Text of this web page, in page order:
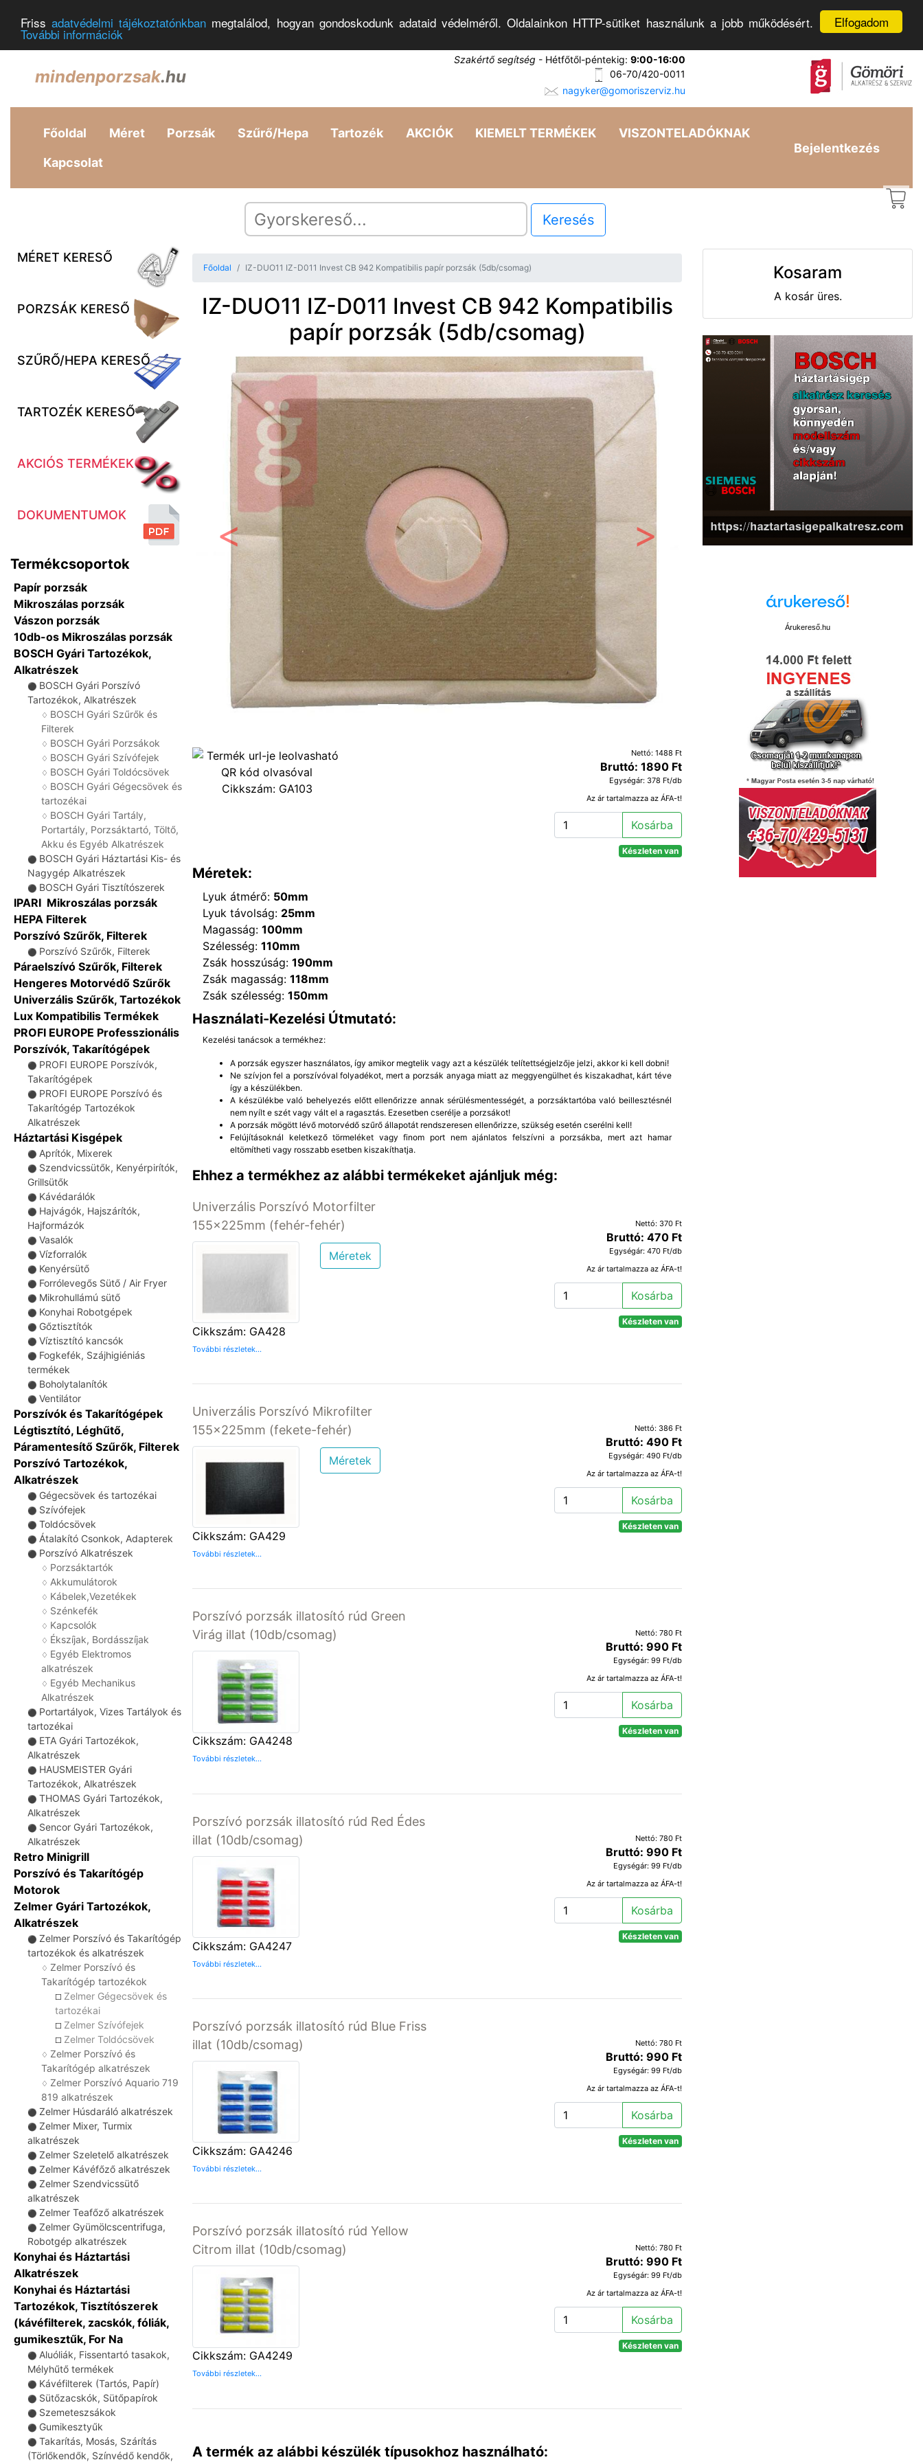
Elfogadom
Frissadatvédelmi tájékoztatónkban megtalálod, hogyan gondoskodunk adataid védelméről. Oldalainkon HTTP-sütiket használunk a jobb működésért.
További információk
mindenporzsak.hu
Szakértő segítség - Hétfőtől-péntekig: 9:00-16:00
06-70/420-0011
nagyker@gomoriszerviz.hu
Főoldal Méret Porzsák Szűrő/Hepa Tartozék AKCIÓK KIEMELT TERMÉKEK VISZONTELADÓKNAK
Kapcsolat
Bejelentkezés
Keresés
MÉRET KERESŐ
PORZSÁK KERESŐ
SZŰRŐ/HEPA KERESŐ
TARTOZÉK KERESŐ
AKCIÓS TERMÉKEK
DOKUMENTUMOK
Termékcsoportok
Papír porzsák
Mikroszálas porzsák
Vászon porzsák
10db-os Mikroszálas porzsák
BOSCH Gyári Tartozékok,
Alkatrészek
⚫ BOSCH Gyári Porszívó
Tartozékok, Alkatrészek
♢ BOSCH Gyári Szűrők és
Filterek
♢ BOSCH Gyári Porzsákok
♢ BOSCH Gyári Szívófejek
♢ BOSCH Gyári Toldócsövek
♢ BOSCH Gyári Gégecsövek és
tartozékai
♢ BOSCH Gyári Tartály,
Portartály, Porzsáktartó, Töltő,
Akku és Egyéb Alkatrészek
⚫ BOSCH Gyári Háztartási Kis- és
Nagygép Alkatrészek
⚫ BOSCH Gyári Tisztítószerek
IPARI Mikroszálas porzsák
HEPA Filterek
Porszívó Szűrők, Filterek
⚫ Porszívó Szűrők, Filterek
Páraelszívó Szűrők, Filterek
Hengeres Motorvédő Szűrők
Univerzális Szűrők, Tartozékok
Lux Kompatibilis Termékek
PROFI EUROPE Professzionális
Porszívók, Takarítógépek
⚫ PROFI EUROPE Porszívók,
Takarítógépek
⚫ PROFI EUROPE Porszívó és
Takarítógép Tartozékok
Alkatrészek
Háztartási Kisgépek
⚫ Aprítók, Mixerek
⚫ Szendvicssütők, Kenyérpirítók,
Grillsütők
⚫ Kávédarálók
⚫ Hajvágók, Hajszárítók,
Hajformázók
⚫ Vasalók
⚫ Vízforralók
⚫ Kenyérsütő
⚫ Forrólevegős Sütő / Air Fryer
⚫ Mikrohullámú sütő
⚫ Konyhai Robotgépek
⚫ Gőztisztítók
⚫ Víztisztító kancsók
⚫ Fogkefék, Szájhigiéniás
termékek
⚫ Boholytalanítók
⚫ Ventilátor
Porszívók és Takarítógépek
Légtisztító, Léghűtő,
Páramentesítő Szűrők, Filterek
Porszívó Tartozékok,
Alkatrészek
⚫ Gégecsövek és tartozékai
⚫ Szívófejek
⚫ Toldócsövek
⚫ Átalakító Csonkok, Adapterek
⚫ Porszívó Alkatrészek
♢ Porzsáktartók
♢ Akkumulátorok
♢ Kábelek,Vezetékek
♢ Szénkefék
♢ Kapcsolók
♢ Ékszíjak, Bordásszíjak
♢ Egyéb Elektromos
alkatrészek
♢ Egyéb Mechanikus
Alkatrészek
⚫ Portartályok, Vizes Tartályok és
tartozékai
⚫ ETA Gyári Tartozékok,
Alkatrészek
⚫ HAUSMEISTER Gyári
Tartozékok, Alkatrészek
⚫ THOMAS Gyári Tartozékok,
Alkatrészek
⚫ Sencor Gyári Tartozékok,
Alkatrészek
Retro Minigrill
Porszívó és Takarítógép
Motorok
Zelmer Gyári Tartozékok,
Alkatrészek
⚫ Zelmer Porszívó és Takarítógép
tartozékok és alkatrészek
♢ Zelmer Porszívó és
Takarítógép tartozékok
☐ Zelmer Gégecsövek és
tartozékai
☐ Zelmer Szívófejek
☐ Zelmer Toldócsövek
♢ Zelmer Porszívó és
Takarítógép alkatrészek
♢ Zelmer Porszívó Aquario 719
819 alkatrészek
⚫ Zelmer Húsdaráló alkatrészek
⚫ Zelmer Mixer, Turmix
alkatrészek
⚫ Zelmer Szeletelő alkatrészek
⚫ Zelmer Kávéfőző alkatrészek
⚫ Zelmer Szendvicssütő
alkatrészek
⚫ Zelmer Teafőző alkatrészek
⚫ Zelmer Gyümölcscentrifuga,
Robotgép alkatrészek
Konyhai és Háztartási
Alkatrészek
Konyhai és Háztartási
Tartozékok, Tisztítószerek
(kávéfilterek, zacskók, fóliák,
gumikesztűk, For Na
⚫ Aluóliák, Fissentartó tasakok,
Mélyhűtő termékek
⚫ Kávéfilterek (Tartós, Papír)
⚫ Sütőzacskók, Sütőpapírok
⚫ Szemeteszsákok
⚫ Gumikesztyűk
⚫ Takarítás, Mosás, Szárítás
(Törlőkendők, Színvédő kendők,
Főoldal IZ-DUO11 IZ-D011 Invest CB 942 Kompatibilis papír porzsák (5db/csomag)
IZ-DUO11 IZ-D011 Invest CB 942 Kompatibilis
papír porzsák (5db/csomag)
Előző
Cikkszám: GA103
Nettó: 1488 Ft
Bruttó: 1890 Ft
Egységár: 378 Ft/db
Az ár tartalmazza az ÁFA-t!
Kosárba
Készleten van
Méretek:
Lyuk átmérő: 50mm
Lyuk távolság: 25mm
Magasság: 100mm
Szélesség: 110mm
Zsák hosszúság: 190mm
Zsák magasság: 118mm
Zsák szélesség: 150mm
Használati-Kezelési Útmutató:
Kezelési tanácsok a termékhez:
A porzsák egyszer használatos, így amikor megtelik vagy azt a készülék telítettségjelzője jelzi, akkor ki kell dobni!
Ne szívjon fel a porszívóval folyadékot, mert a porzsák anyaga miatt az meggyengülhet és kiszakadhat, kárt téve
így a készülékben.
A készülékbe való behelyezés előtt ellenőrizze annak sérülésmentességét, a porzsáktartóba való beillesztésnél
nem nyílt e szét vagy vált el a ragasztás. Ezesetben cserélje a porzsákot!
A porzsák mögött lévő motorvédő szűrő állapotát rendszeresen ellenőrizze, szükség esetén cserélni kell!
Felújításoknál keletkező törmeléket vagy finom port nem ajánlatos felszívni a porzsákba, mert azt hamar
eltömítheti vagy rosszabb esetben kiszakíthatja.
Ehhez a termékhez az alábbi termékeket ajánljuk még:
Univerzális Porszívó Motorfilter
155x225mm (fehér-fehér)
Cikkszám: GA428
További részletek...
Méretek
Nettó: 370 Ft
Bruttó: 470 Ft
Egységár: 470 Ft/db
Az ár tartalmazza az ÁFA-t!
Kosárba
Készleten van
Univerzális Porszívó Mikrofilter
155x225mm (fekete-fehér)
Cikkszám: GA429
További részletek...
Méretek
Nettó: 386 Ft
Bruttó: 490 Ft
Egységár: 490 Ft/db
Az ár tartalmazza az ÁFA-t!
Kosárba
Készleten van
Porszívó porzsák illatosító rúd Green
Virág illat (10db/csomag)
Cikkszám: GA4248
További részletek...
Nettó: 780 Ft
Bruttó: 990 Ft
Egységár: 99 Ft/db
Az ár tartalmazza az ÁFA-t!
Kosárba
Készleten van
Porszívó porzsák illatosító rúd Red Édes
illat (10db/csomag)
Cikkszám: GA4247
További részletek...
Nettó: 780 Ft
Bruttó: 990 Ft
Egységár: 99 Ft/db
Az ár tartalmazza az ÁFA-t!
Kosárba
Készleten van
Porszívó porzsák illatosító rúd Blue Friss
illat (10db/csomag)
Cikkszám: GA4246
További részletek...
Nettó: 780 Ft
Bruttó: 990 Ft
Egységár: 99 Ft/db
Az ár tartalmazza az ÁFA-t!
Kosárba
Készleten van
Porszívó porzsák illatosító rúd Yellow
Citrom illat (10db/csomag)
Cikkszám: GA4249
További részletek...
Nettó: 780 Ft
Bruttó: 990 Ft
Egységár: 99 Ft/db
Az ár tartalmazza az ÁFA-t!
Kosárba
Készleten van
A termék az alábbi készülék típusokhoz használható:
Kosaram
A kosár üres.
Árukereső.hu